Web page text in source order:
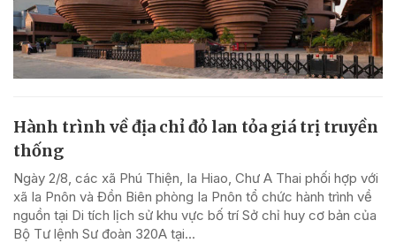
Hành trình về địa chỉ đỏ lan tỏa giá trị truyền
thống
Ngày 2/8, các xã Phú Thiện, Ia Hiao, Chư A Thai phối hợp với
xã Ia Pnôn và Đồn Biên phòng Ia Pnôn tổ chức hành trình về
nguồn tại Di tích lịch sử khu vực bố trí Sở chỉ huy cơ bản của
Bộ Tư lệnh Sư đoàn 320A tại...